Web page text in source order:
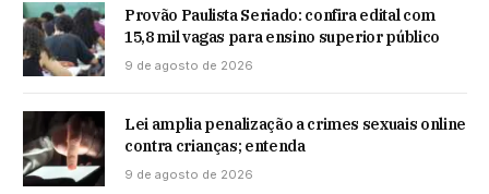
Provão Paulista Seriado: confira edital com
15,8 mil vagas para ensino superior público
9 de agosto de 2026
Lei amplia penalização a crimes sexuais online
contra crianças; entenda
9 de agosto de 2026